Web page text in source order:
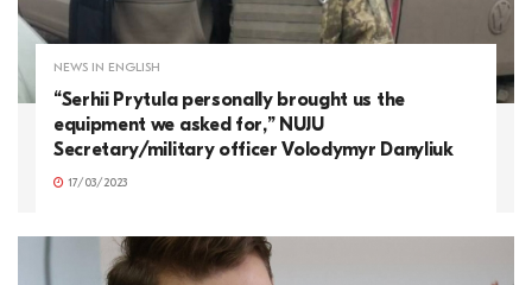
NEWS IN ENGLISH
“Serhii Prytula personally brought us the
equipment we asked for,” NUJU
Secretary/military officer Volodymyr Danyliuk
17/03/2023